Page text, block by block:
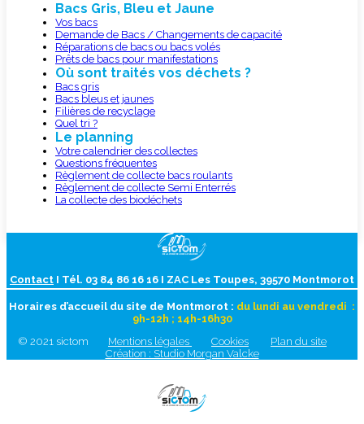
Bacs Gris, Bleu et Jaune
Vos bacs
Demande de Bacs / Changements de capacité
Réparations de bacs ou bacs volés
Prêts de bacs pour manifestations
Où sont traités vos déchets ?
Bacs gris
Bacs bleus et jaunes
Filières de recyclage
Quel tri ?
Le planning
Votre calendrier des collectes
Questions fréquentes
Règlement de collecte bacs roulants
Règlement de collecte Semi Enterrés
La collecte des biodéchets
Contact I Tél. 03 84 86 16 16 I ZAC Les Toupes, 39570 Montmorot
Horaires d’accueil du site de Montmorot : du lundi au vendredi :
9h-12h ; 14h-16h30
© 2021 sictom
Mentions légales Cookies
Plan du site
Création : Studio Morgan Valcke